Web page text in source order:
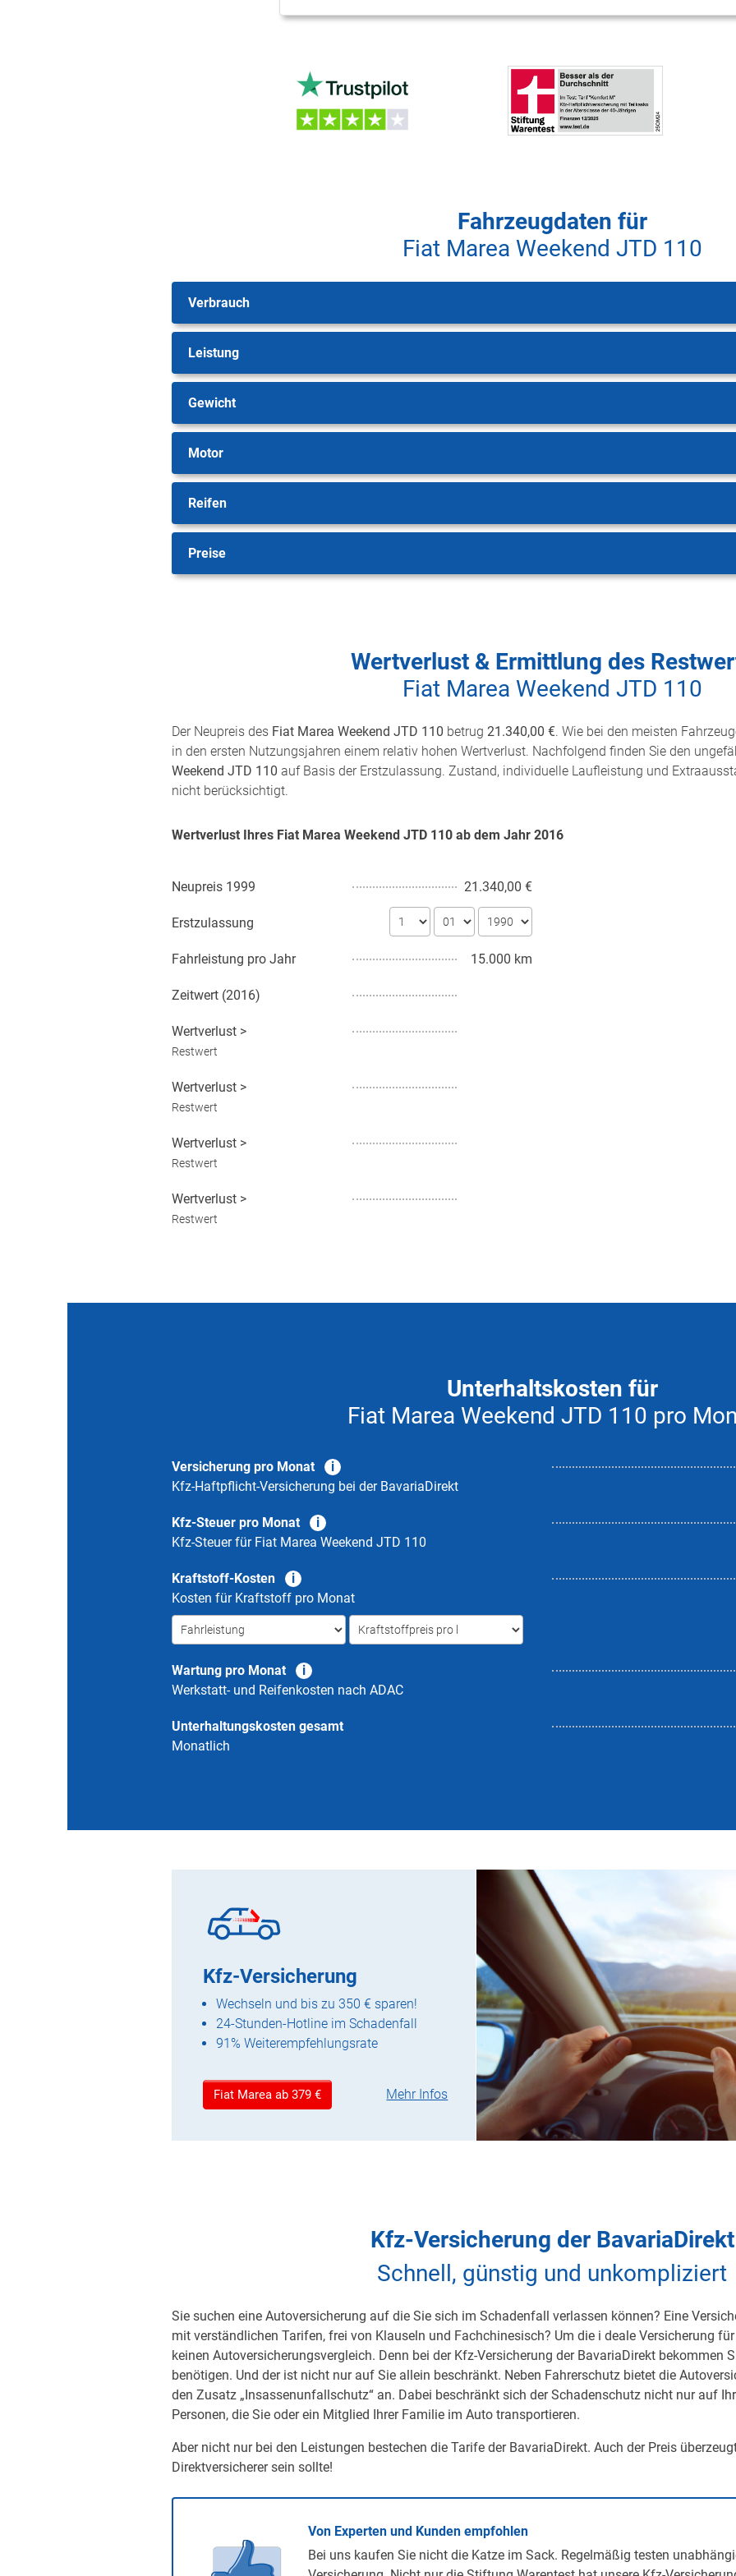
Fahrzeugdaten für
Fiat Marea Weekend JTD 110
Verbrauch
Leistung
Gewicht
Motor
Reifen
Preise
Wertverlust & Ermittlung des
Fiat Marea Weekend JTD 110
Der Neupreis des Fiat Marea Weekend JTD 110 betrug 21.340,00 €. Wie bei den meisten
in den ersten Nutzungsjahren einem relativ hohen Wertverlust. Nachfolgend finden Sie den
Weekend JTD 110 auf Basis der Erstzulassung. Zustand, individuelle Laufleistung und
nicht berücksichtigt.
Wertverlust Ihres Fiat Marea Weekend JTD 110 ab dem Jahr 2016
Neupreis 1999 21.340,00 €
Erstzulassung
Fahrleistung pro Jahr 15.000 km
Zeitwert (2016)
Wertverlust >
Restwert
Wertverlust >
Restwert
Wertverlust >
Restwert
Wertverlust >
Restwert
Unterhaltskosten für
Fiat Marea Weekend JTD 110 pro
Versicherung pro Monat
Kfz-Haftpflicht-Versicherung bei der BavariaDirekt
Kfz-Steuer pro Monat
Kfz-Steuer für Fiat Marea Weekend JTD 110
Kraftstoff-Kosten
Kosten für Kraftstoff pro Monat
Wartung pro Monat
Werkstatt- und Reifenkosten nach ADAC
Unterhaltungskosten gesamt
Monatlich
Kfz-Versicherung
Wechseln und bis zu 350 € sparen!
24-Stunden-Hotline im Schadenfall
91% Weiterempfehlungsrate
Fiat Marea ab 379 € Mehr Infos
Kfz-Versicherung der BavariaDirekt
Schnell, günstig und unkompliziert
Sie suchen eine Autoversicherung auf die Sie sich im Schadenfall verlassen können? Eine
mit verständlichen Tarifen, frei von Klauseln und Fachchinesisch? Um die i deale Versicherung
keinen Autoversicherungsvergleich. Denn bei der Kfz-Versicherung der BavariaDirekt bekommen
benötigen. Und der ist nicht nur auf Sie allein beschränkt. Neben Fahrerschutz bietet die
den Zusatz „Insassenunfallschutz“ an. Dabei beschränkt sich der Schadenschutz nicht nur auf
Personen, die Sie oder ein Mitglied Ihrer Familie im Auto transportieren.
Aber nicht nur bei den Leistungen bestechen die Tarife der BavariaDirekt. Auch der Preis
Direktversicherer sein sollte!
Von Experten und Kunden empfohlen
Bei uns kaufen Sie nicht die Katze im Sack. Regelmäßig testen